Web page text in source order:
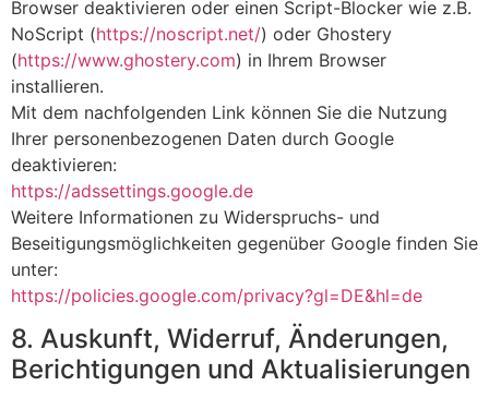
Browser deaktivieren oder einen Script-Blocker wie z.B.
NoScript (https://noscript.net/) oder Ghostery
(https://www.ghostery.com) in Ihrem Browser
installieren.
Mit dem nachfolgenden Link können Sie die Nutzung
Ihrer personenbezogenen Daten durch Google
deaktivieren:
https://adssettings.google.de
Weitere Informationen zu Widerspruchs- und
Beseitigungsmöglichkeiten gegenüber Google finden Sie
unter:
https://policies.google.com/privacy?gl=DE&hl=de
8. Auskunft, Widerruf, Änderungen,
Berichtigungen und Aktualisierungen